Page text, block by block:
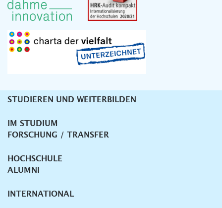
Unternavigation
STUDIEREN UND WEITERBILDEN
IM STUDIUM
FORSCHUNG / TRANSFER
HOCHSCHULE
ALUMNI
INTERNATIONAL